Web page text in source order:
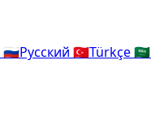
🇷🇺Русский 🇹🇷Türkçe🇸🇦